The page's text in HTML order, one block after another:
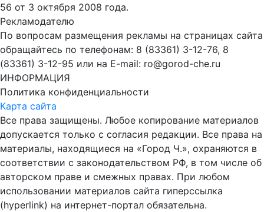
56 от 3 октября 2008 года.
Рекламодателю
По вопросам размещения рекламы на страницах сайта
обращайтесь по телефонам: 8 (83361) 3-12-76, 8
(83361) 3-12-95 или на E-mail: ro@gorod-che.ru
ИНФОРМАЦИЯ
Политика конфиденциальности
Карта сайта
Все права защищены. Любое копирование материалов
допускается только с согласия редакции. Все права на
материалы, находящиеся на «Город Ч.», охраняются в
соответствии с законодательством РФ, в том числе об
авторском праве и смежных правах. При любом
использовании материалов сайта гиперссылка
(hyperlink) на интернет-портал обязательна.